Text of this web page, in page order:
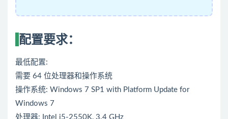
配置要求：
最低配置:
需要 64 位处理器和操作系统
操作系统: Windows 7 SP1 with Platform Update for
Windows 7
处理器: Intel i5-2550K, 3.4 GHz